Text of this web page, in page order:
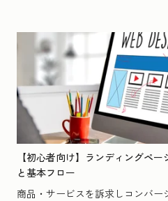
【初心者向け】ランディングペ
と基本フロー
商品・サービスを訴求しコンバ